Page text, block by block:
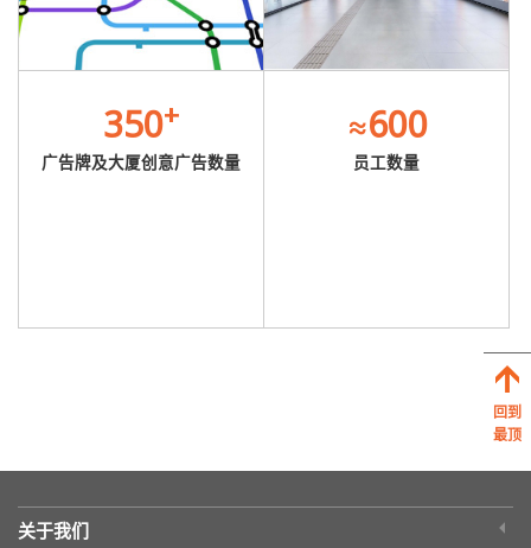
350+
广告牌及大厦创意广告数量
≈600
员工数量
回到
最顶
关于我们